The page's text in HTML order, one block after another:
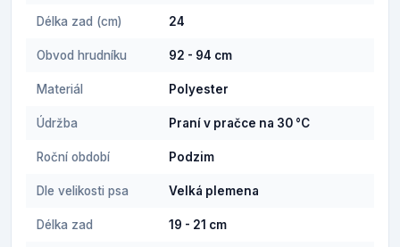
Délka zad (cm) 24
Obvod hrudníku 92 - 94 cm
Materiál Polyester
Údržba Praní v pračce na 30 °C
Roční období Podzim
Dle velikosti psa Velká plemena
Délka zad 19 - 21 cm